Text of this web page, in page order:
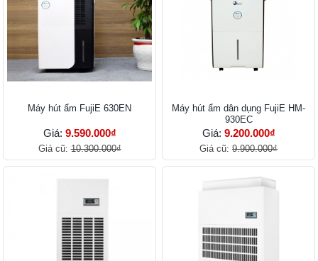
Máy hút ẩm FujiE 630EN
Giá: 9.590.000₫
Giá cũ:10.300.000₫
Máy hút ẩm dân dụng FujiE HM-
930EC
Giá: 9.200.000₫
Giá cũ: 9.900.000₫